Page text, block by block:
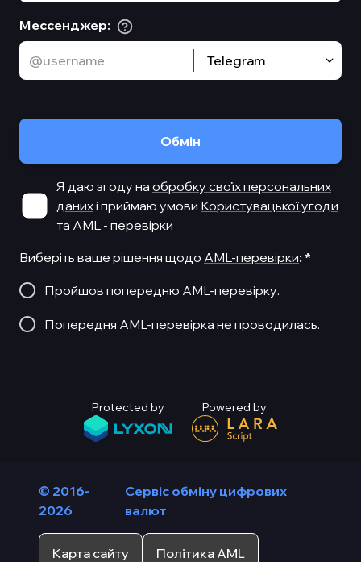
Мессенджер:
Telegram
Обмiн
Я даю згоду на обробку своїх персональних
данихі приймаю умови Користувацької угоди
та AML - перевірки
Виберіть ваше рішення щодо AML-перевірки: *
Пройшов попередню AML-перевірку.
Попередня AML-перевірка не проводилась.
Protected by Powered by
© 2016-
2026
Сервіс обміну цифрових
валют
Карта сайту Політика AML